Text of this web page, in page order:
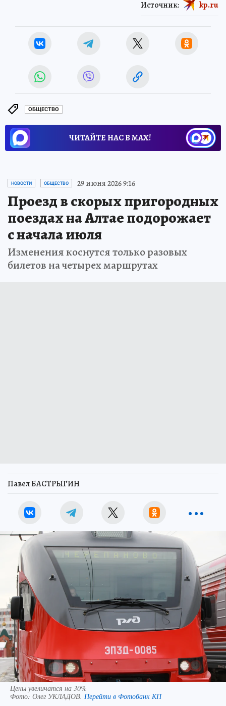
Источник: kp.ru
ОБЩЕСТВО
ЧИТАЙТЕ НАС В МАХ!
НОВОСТИ ОБЩЕСТВО 29 июня 2026 9:16
Проезд в скорых пригородных
поездах на Алтае подорожает
с начала июля
Изменения коснутся только разовых
билетов на четырех маршрутах
Павел БАСТРЫГИН
Цены увеличатся на 30%
Фото: Олег УКЛАДОВ. Перейти в Фотобанк КП